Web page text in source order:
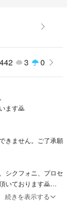
3 0
ます🙇
きません。ご了承願
シクフォニ、プロセ
いております🙇
少々お時間頂きま
続きを表示する